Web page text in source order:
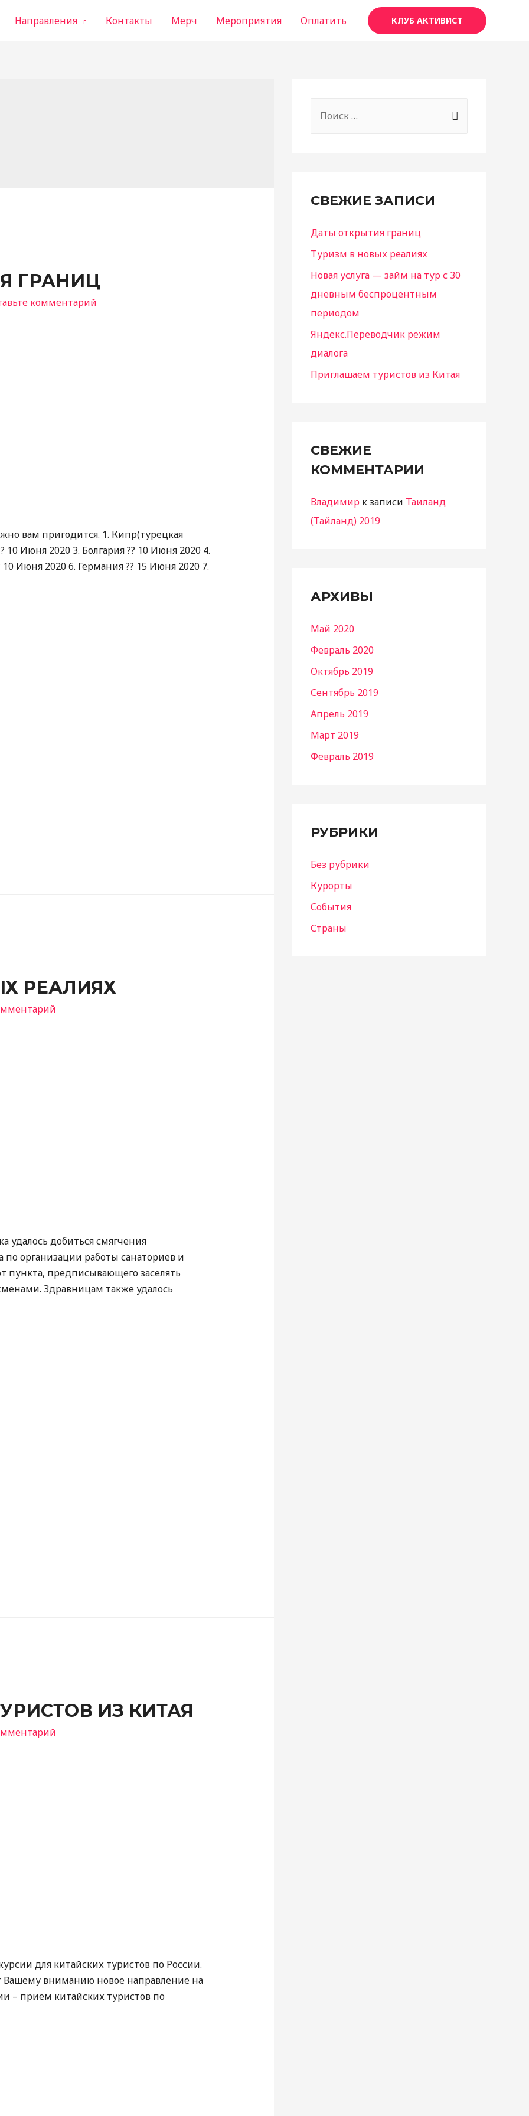
Направления Контакты Мерч Мероприятия Оплатить КЛУБ АКТИВИСТ
ГРАНИЦ
комментарий
вам пригодится. 1. Кипр(турецкая
10 Июня 2020 3. Болгария ?? 10 Июня 2020 4.
10 Июня 2020 6. Германия ?? 15 Июня 2020 7.
РЕАЛИЯХ
удалось добиться смягчения
организации работы санаториев и
пункта, предписывающего заселять
Здравницам также удалось
ИЗ КИТАЯ
для китайских туристов по России.
Вашему вниманию новое направление на
– прием китайских туристов по
h
o
r
:
СВЕЖИЕ ЗАПИСИ
Даты открытия границ
Туризм в новых реалиях
Новая услуга — займ на тур с 30
дневным беспроцентным
периодом
Яндекс.Переводчик режим
диалога
Приглашаем туристов из Китая
СВЕЖИЕ
КОММЕНТАРИИ
Владимир к записи Таиланд
(Тайланд) 2019
АРХИВЫ
Май 2020
Февраль 2020
Октябрь 2019
Сентябрь 2019
Апрель 2019
Март 2019
Февраль 2019
РУБРИКИ
Без рубрики
Курорты
События
Страны